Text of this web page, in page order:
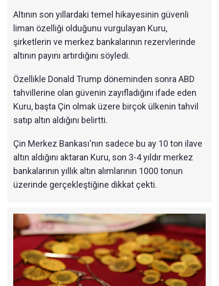
Altının son yıllardaki temel hikayesinin güvenli
liman özelliği olduğunu vurgulayan Kuru,
şirketlerin ve merkez bankalarının rezervlerinde
altının payını artırdığını söyledi.
Özellikle Donald Trump döneminden sonra ABD
tahvillerine olan güvenin zayıfladığını ifade eden
Kuru, başta Çin olmak üzere birçok ülkenin tahvil
satıp altın aldığını belirtti.
Çin Merkez Bankası'nın sadece bu ay 10 ton ilave
altın aldığını aktaran Kuru, son 3-4 yıldır merkez
bankalarının yıllık altın alımlarının 1000 tonun
üzerinde gerçekleştiğine dikkat çekti.